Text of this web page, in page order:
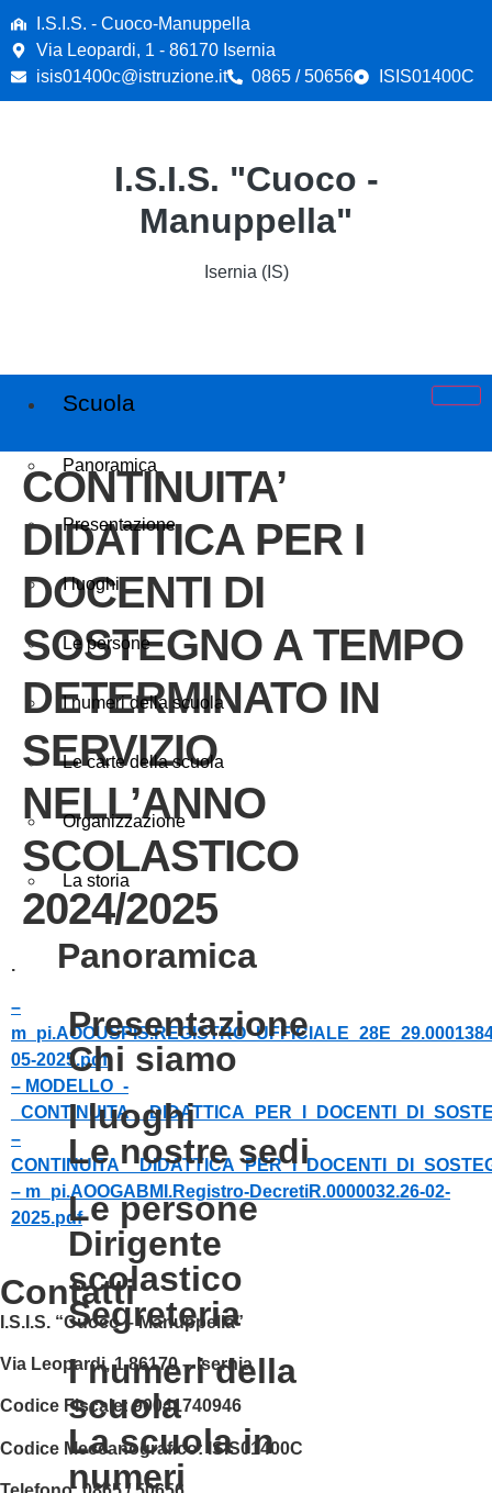
contenuto
I.S.I.S. - Cuoco-Manuppella
Via Leopardi, 1 - 86170 Isernia
isis01400c@istruzione.it
0865 / 50656 ISIS01400C
I.S.I.S. "Cuoco -
Manuppella"
Isernia (IS)
Scuola
Panoramica
Presentazione
I luoghi
Le persone
I numeri della scuola
Le carte della scuola
Organizzazione
La storia
panoramica
presentazione
chi siamo
i luoghi
le nostre sedi
le persone
dirigente
scolastico
segreteria
i numeri della
scuola
la scuola in
numeri
CONTINUITA’
DIDATTICA PER I
DOCENTI DI
SOSTEGNO A TEMPO
DETERMINATO IN
SERVIZIO
NELL’ANNO
SCOLASTICO
2024/2025
.
–
05-2025.pdf
– MODELLO_-
–
– m_pi.AOOGABMI.Registro-DecretiR.0000032.26-02-
2025.pdf
contatti
I.S.I.S. “Cuoco – Manuppella”
Via Leopardi, 1 86170 – Isernia
Codice Fiscale:90041740946
Codice Meccanografico: ISIS01400C